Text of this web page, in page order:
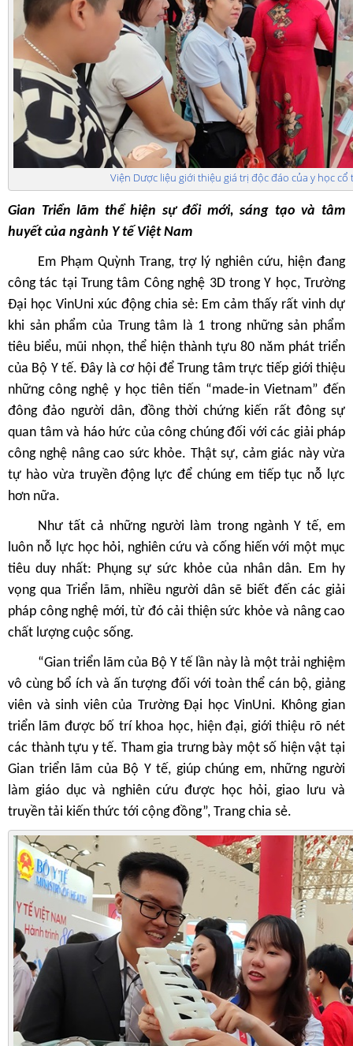
Viện Dược liệu giới thiệu giá trị độc đáo của y học cổ
Gian Triển lãm thể hiện sự đổi mới, sáng tạo và tâm
huyết của ngành Y tế Việt Nam
Em Phạm Quỳnh Trang, trợ lý nghiên cứu, hiện đang
công tác tại Trung tâm Công nghệ 3D trong Y học, Trường
Đại học VinUni xúc động chia sẻ: Em cảm thấy rất vinh dự
khi sản phẩm của Trung tâm là 1 trong những sản phẩm
tiêu biểu, mũi nhọn, thể hiện thành tựu 80 năm phát triển
của Bộ Y tế. Đây là cơ hội để Trung tâm trực tiếp giới thiệu
những công nghệ y học tiên tiến “made-in Vietnam” đến
đông đảo người dân, đồng thời chứng kiến rất đông sự
quan tâm và háo hức của công chúng đối với các giải pháp
công nghệ nâng cao sức khỏe. Thật sự, cảm giác này vừa
tự hào vừa truyền động lực để chúng em tiếp tục nỗ lực
hơn nữa.
Như tất cả những người làm trong ngành Y tế, em
luôn nỗ lực học hỏi, nghiên cứu và cống hiến với một mục
tiêu duy nhất: Phụng sự sức khỏe của nhân dân. Em hy
vọng qua Triển lãm, nhiều người dân sẽ biết đến các giải
pháp công nghệ mới, từ đó cải thiện sức khỏe và nâng cao
chất lượng cuộc sống.
“Gian triển lãm của Bộ Y tế lần này là một trải nghiệm
vô cùng bổ ích và ấn tượng đối với toàn thể cán bộ, giảng
viên và sinh viên của Trường Đại học VinUni. Không gian
triển lãm được bố trí khoa học, hiện đại, giới thiệu rõ nét
các thành tựu y tế. Tham gia trưng bày một số hiện vật tại
Gian triển lãm của Bộ Y tế, giúp chúng em, những người
làm giáo dục và nghiên cứu được học hỏi, giao lưu và
truyền tải kiến thức tới cộng đồng”, Trang chia sẻ.